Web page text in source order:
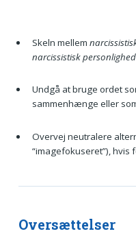
Skeln mellem
narcissistisk
Undgå at bruge ordet
sammenhænge eller
Overvej neutralere
“imagefokuseret”), hvis
Oversættelser